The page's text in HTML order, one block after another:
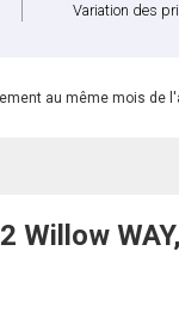
Variation des
au même mois de
Willow